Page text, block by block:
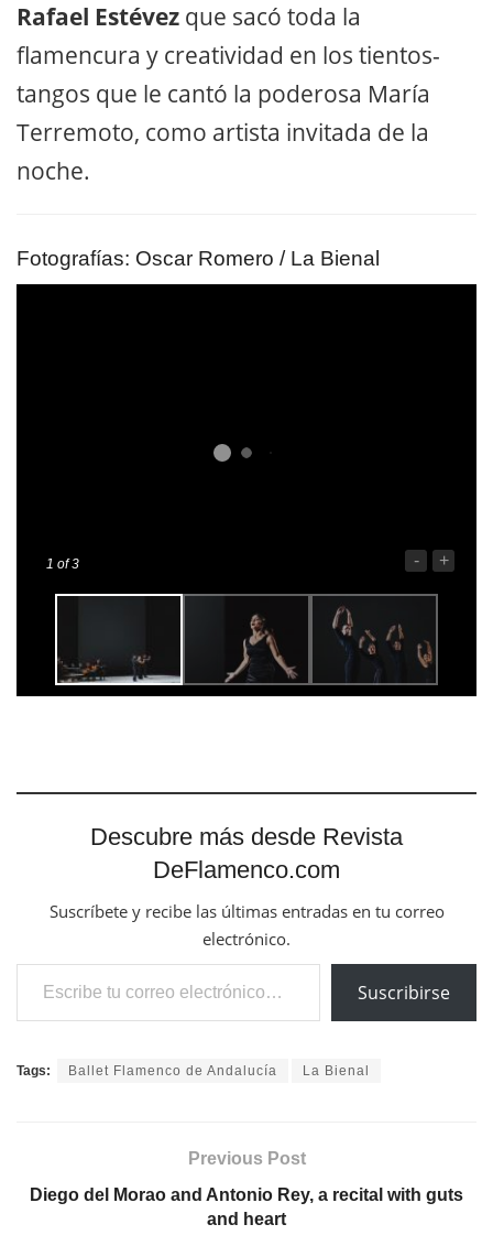
Rafael Estévez que sacó toda la
flamencura y creatividad en los tientos-
tangos que le cantó la poderosa María
Terremoto, como artista invitada de la
noche.
Fotografías: Oscar Romero / La Bienal
1 of 3 - +
Descubre más desde Revista
DeFlamenco.com
Suscríbete y recibe las últimas entradas en tu correo
electrónico.
Escribe tu correo electrónico…
Suscribirse
Tags: Ballet Flamenco de Andalucía La Bienal
Previous Post
Diego del Morao and Antonio Rey, a recital with guts
and heart